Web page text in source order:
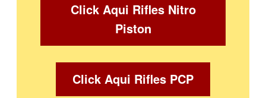
Click Aqui Rifles Nitro
Piston
Click Aqui Rifles PCP